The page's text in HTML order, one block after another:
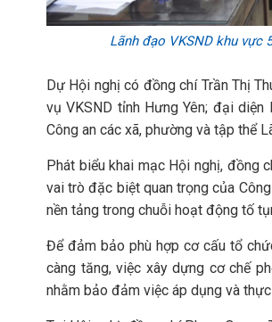
Lãnh đạo VKSND khu vực
Dự Hội nghị có đồng chí Trần Thị
vụ VKSND tỉnh Hưng Yên; đại diện
Công an các xã, phường và tập thể
Phát biểu khai mạc Hội nghị, đồng
vai trò đặc biệt quan trọng của
nền tảng trong chuỗi hoạt động tố
Để đảm bảo phù hợp cơ cấu tổ
càng tăng, việc xây dựng cơ chế
nhằm bảo đảm việc áp dụng và